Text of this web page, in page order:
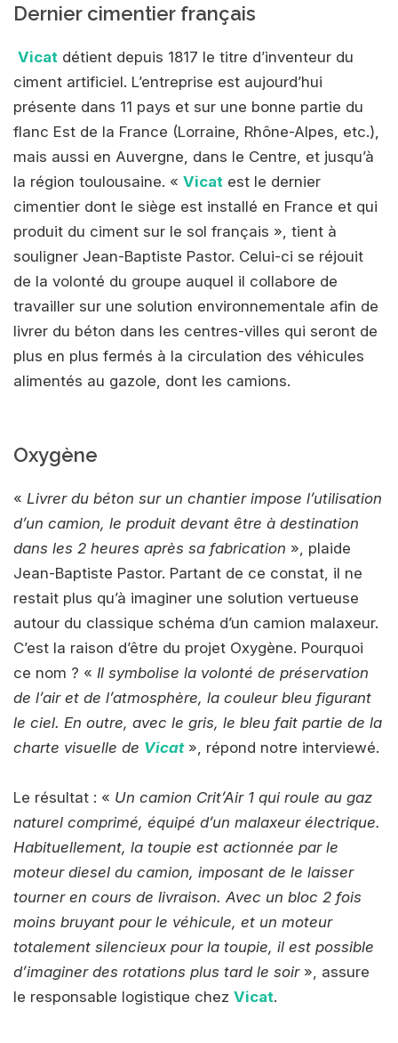
Dernier cimentier français
Vicat détient depuis 1817 le titre d’inventeur du
ciment artificiel. L’entreprise est aujourd’hui
présente dans 11 pays et sur une bonne partie du
flanc Est de la France (Lorraine, Rhône-Alpes, etc.),
mais aussi en Auvergne, dans le Centre, et jusqu’à
la région toulousaine. « Vicat est le dernier
cimentier dont le siège est installé en France et qui
produit du ciment sur le sol français », tient à
souligner Jean-Baptiste Pastor. Celui-ci se réjouit
de la volonté du groupe auquel il collabore de
travailler sur une solution environnementale afin de
livrer du béton dans les centres-villes qui seront de
plus en plus fermés à la circulation des véhicules
alimentés au gazole, dont les camions.
Oxygène
« Livrer du béton sur un chantier impose l’utilisation
d’un camion, le produit devant être à destination
dans les 2 heures après sa fabrication », plaide
Jean-Baptiste Pastor. Partant de ce constat, il ne
restait plus qu’à imaginer une solution vertueuse
autour du classique schéma d’un camion malaxeur.
C’est la raison d’être du projet Oxygène. Pourquoi
ce nom ? « Il symbolise la volonté de préservation
de l’air et de l’atmosphère, la couleur bleu figurant
le ciel. En outre, avec le gris, le bleu fait partie de la
charte visuelle de Vicat », répond notre interviewé.
Le résultat : « Un camion Crit’Air 1 qui roule au gaz
naturel comprimé, équipé d’un malaxeur électrique.
Habituellement, la toupie est actionnée par le
moteur diesel du camion, imposant de le laisser
tourner en cours de livraison. Avec un bloc 2 fois
moins bruyant pour le véhicule, et un moteur
totalement silencieux pour la toupie, il est possible
d’imaginer des rotations plus tard le soir», assure
le responsable logistique chez Vicat.